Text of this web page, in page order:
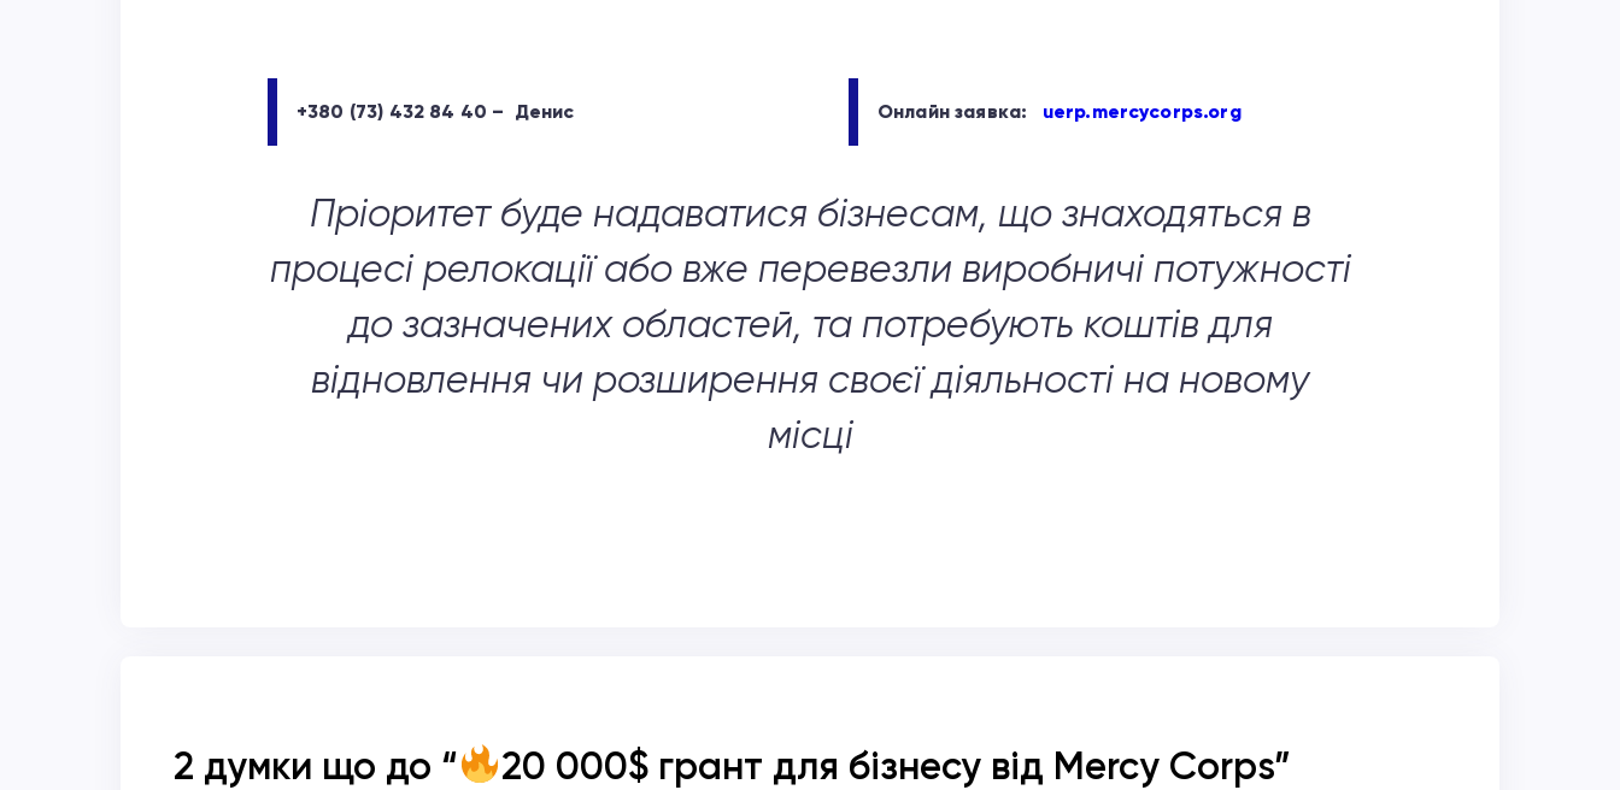
+380 (73) 432 84 40 – Денис Онлайн заявка: uerp.mercycorps.org
Пріоритет буде надаватися бізнесам, що знаходяться в
процесі релокації або вже перевезли виробничі потужності
до зазначених областей, та потребують коштів для
відновлення чи розширення своєї діяльності на новому
місці
2 думки що до “ 20 000$ грант для бізнесу від Mercy Corps”